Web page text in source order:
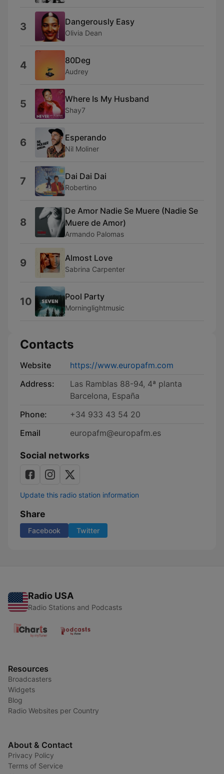
3 Dangerously Easy
Olivia Dean
4 80Deg
Audrey
5 Where Is My Husband
Shay7
6 Esperando
Nil Moliner
7 Dai Dai Dai
Robertino
8
De Amor Nadie Se Muere (Nadie Se
Muere de Amor)
Armando Palomas
9 Almost Love
Sabrina Carpenter
10 Pool Party
Morninglightmusic
Contacts
Website
https://www.europafm.com
Address:
Las Ramblas 88-94, 4ª planta
Barcelona, España
Phone:
+34 933 43 54 20
Email
europafm@europafm.es
Social networks
Update this radio station information
Share
Facebook Twitter
Radio USA
Radio Stations and Podcasts
Resources
Broadcasters
Widgets
Blog
Radio Websites per Country
About & Contact
Privacy Policy
Terms of Service